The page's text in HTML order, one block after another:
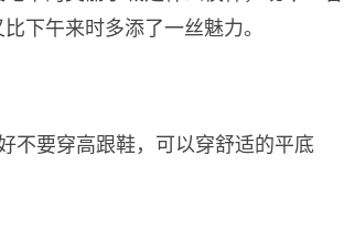
下午来时多添了一丝魅力。
不要穿高跟鞋，可以穿舒适的平底